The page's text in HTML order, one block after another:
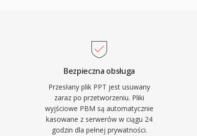
Bezpieczna obsługa
Przesłany plik PPT jest usuwany
zaraz po przetworzeniu. Pliki
wyjściowe PBM są automatycznie
kasowane z serwerów w ciągu 24
godzin dla pełnej prywatności.